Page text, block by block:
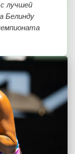
лучшей
Белинду